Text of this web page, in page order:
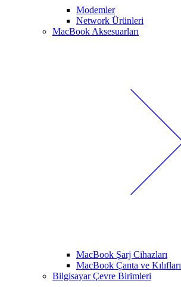
Modemler
Network Ürünleri
MacBook Aksesuarları
MacBook Şarj Cihazları
MacBook Çanta ve Kılıfları
Bilgisayar Çevre Birimleri